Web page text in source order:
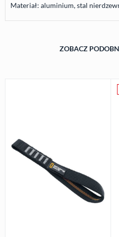
Materiał: aluminium, stal
ZOBACZ